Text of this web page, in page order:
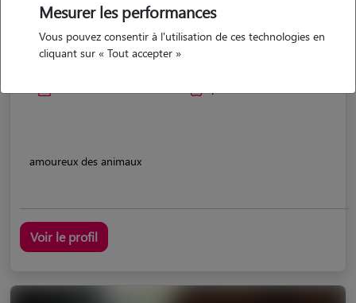
Lise
MONTPELLIER 34000
amoureux des animaux
Voir le profil
Mesurer les performances
Vous pouvez consentir à l'utilisation de ces technologies en
cliquant sur « Tout accepter »